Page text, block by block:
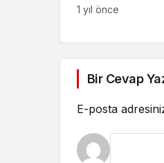
1 yıl önce
Bir Cevap
E-posta